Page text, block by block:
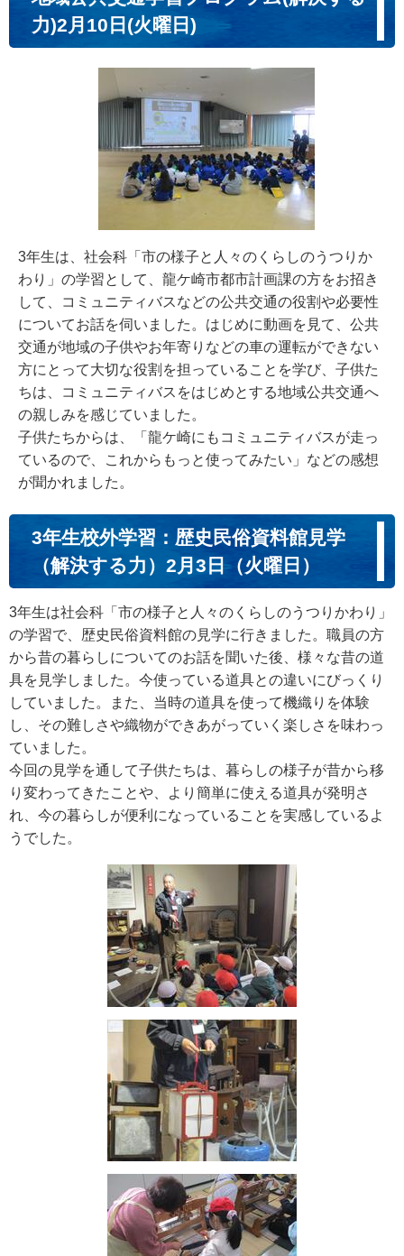
力)2月10日(火曜日)
3年生は、社会科「市の様子と人々のくらしのうつりか
わり」の学習として、龍ケ崎市都市計画課の方をお招き
して、コミュニティバスなどの公共交通の役割や必要性
についてお話を伺いました。はじめに動画を見て、公共
交通が地域の子供やお年寄りなどの車の運転ができない
方にとって大切な役割を担っていることを学び、子供た
ちは、コミュニティバスをはじめとする地域公共交通へ
の親しみを感じていました。
子供たちからは、「龍ケ崎にもコミュニティバスが走っ
ているので、これからもっと使ってみたい」などの感想
が聞かれました。
3年生校外学習：歴史民俗資料館見学
（解決する力）2月3日（火曜日）
3年生は社会科「市の様子と人々のくらしのうつりかわり」
の学習で、歴史民俗資料館の見学に行きました。職員の方
から昔の暮らしについてのお話を聞いた後、様々な昔の道
具を見学しました。今使っている道具との違いにびっくり
していました。また、当時の道具を使って機織りを体験
し、その難しさや織物ができあがっていく楽しさを味わっ
ていました。
今回の見学を通して子供たちは、暮らしの様子が昔から移
り変わってきたことや、より簡単に使える道具が発明さ
れ、今の暮らしが便利になっていることを実感しているよ
うでした。